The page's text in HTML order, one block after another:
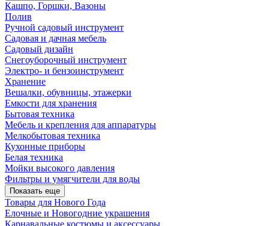
Кашпо, Горшки, Вазоны
Полив
Ручной садовый инструмент
Садовая и дачная мебель
Садовый дизайн
Снегоуборочный инструмент
Электро- и бензоинструмент
Хранение
Вешалки, обувницы, этажерки
Емкости для хранения
Бытовая техника
Мебель и крепления для аппаратуры
Мелкобытовая техника
Кухонные приборы
Белая техника
Мойки высокого давления
Фильтры и умягчители для воды
Показать еще
Товары для Нового Года
Елочные и Новогодние украшения
Карнавальные костюмы и аксессуары